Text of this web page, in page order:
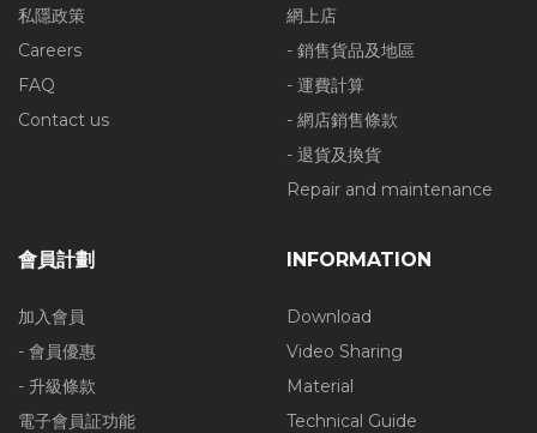
私隱政策
Careers
FAQ
Contact us
網上店
- 銷售貨品及地區
- 運費計算
- 網店銷售條款
- 退貨及換貨
Repair and maintenance
會員計劃
加入會員
- 會員優惠
- 升級條款
電子會員証功能
INFORMATION
Download
Video Sharing
Material
Technical Guide